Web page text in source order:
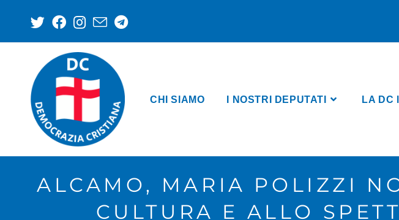
CHI SIAMO I NOSTRI DEPUTATI LA DC
ALCAMO, MARIA POLIZZI
CULTURA E ALLO